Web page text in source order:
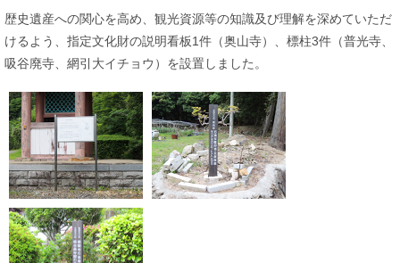
歴史遺産への関心を高め、観光資源等の知識及び理解を深めていただ
けるよう、指定文化財の説明看板1件（奥山寺）、標柱3件（普光寺、
吸谷廃寺、網引大イチョウ）を設置しました。